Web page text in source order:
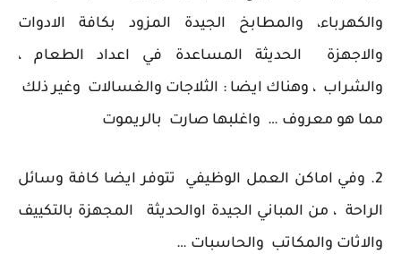
والكهرباء، والمطابخ الجيدة المزود بكافة الادوات
والاجهزة الحديثة المساعدة في اعداد الطعام ،
والشراب ، وهناك ايضا : الثلاجات والغسالات وغير ذلك
مما هو معروف … واغلبها صارت بالريموت
2. وفي اماكن العمل الوظيفي تتوفر ايضا كافة وسائل
الراحة ، من المباني الجيدة اوالحديثة المجهزة بالتكييف
والاثات والمكاتب والحاسبات …